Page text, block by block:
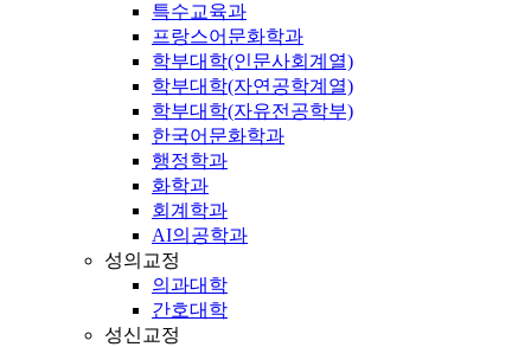
특수교육과
프랑스어문화학과
학부대학(인문사회계열)
학부대학(자연공학계열)
학부대학(자유전공학부)
한국어문화학과
행정학과
화학과
회계학과
AI의공학과
성의교정
의과대학
간호대학
성신교정